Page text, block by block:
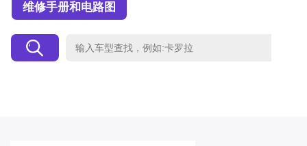
北京越野车
北汽制造
维修手册和电路图